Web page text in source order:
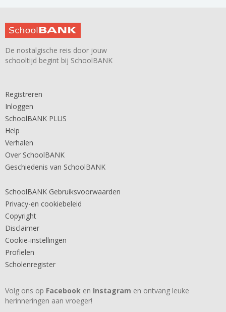
De nostalgische reis door jouw
schooltijd begint bij SchoolBANK
Registreren
Inloggen
SchoolBANK PLUS
Help
Verhalen
Over SchoolBANK
Geschiedenis van SchoolBANK
SchoolBANK Gebruiksvoorwaarden
Privacy-en cookiebeleid
Copyright
Disclaimer
Cookie-instellingen
Profielen
Scholenregister
Volg ons op Facebook en Instagram en ontvang leuke
herinneringen aan vroeger!